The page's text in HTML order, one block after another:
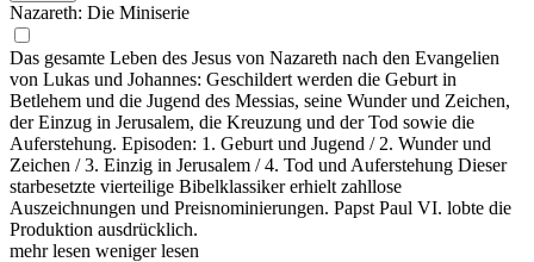
Nazareth: Die Miniserie
Das gesamte Leben des Jesus von Nazareth nach den Evangelien
von Lukas und Johannes: Geschildert werden die Geburt in
Betlehem und die Jugend des Messias, seine Wunder und Zeichen,
der Einzug in Jerusalem, die Kreuzung und der Tod sowie die
Auferstehung. Episoden: 1. Geburt und Jugend / 2. Wunder und
Zeichen / 3. Einzig in Jerusalem / 4. Tod und Auferstehung Dieser
starbesetzte vierteilige Bibelklassiker erhielt zahllose
Auszeichnungen und Preisnominierungen. Papst Paul VI. lobte die
Produktion ausdrücklich.
mehr lesen weniger lesen